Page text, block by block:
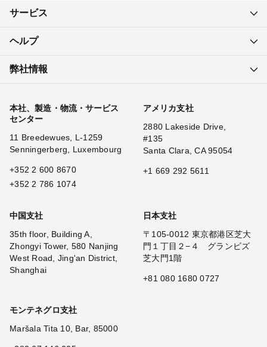
サービス
ヘルプ
弊社情報
本社、製造・物流・サービス
センター
11 Breedewues, L-1259
Senningerberg, Luxembourg
+352 2 600 8670
+352 2 786 1074
アメリカ支社
2880 Lakeside Drive,
#135
Santa Clara, CA 95054
+1 669 292 5611
中国支社
35th floor, Building A,
Zhongyi Tower, 580 Nanjing
West Road, Jing'an District,
Shanghai
日本支社
〒105-0012 東京都港区芝大
門１丁目２−４ グランビズ
芝大門1階
+81 080 1680 0727
モンテネグロ支社
Maršala Tita 10, Bar, 85000